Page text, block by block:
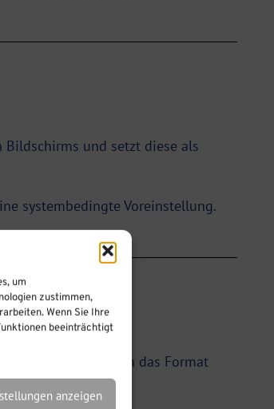
um
zustimmen,
Wenn Sie Ihre
beeinträchtigt
anzeigen
und setzt diese als
systembedingte Voreinstellung.
Text ausdrücklich das Format